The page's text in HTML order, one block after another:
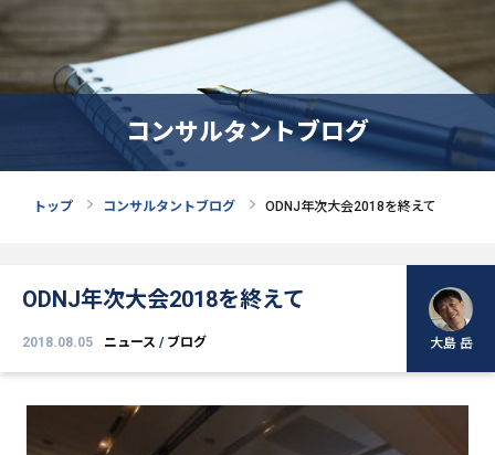
コンサルタントブログ
トップ コンサルタントブログ ODNJ年次大会2018を終えて
ODNJ年次大会2018を終えて
2018.08.05 ニュース / ブログ 大島 岳